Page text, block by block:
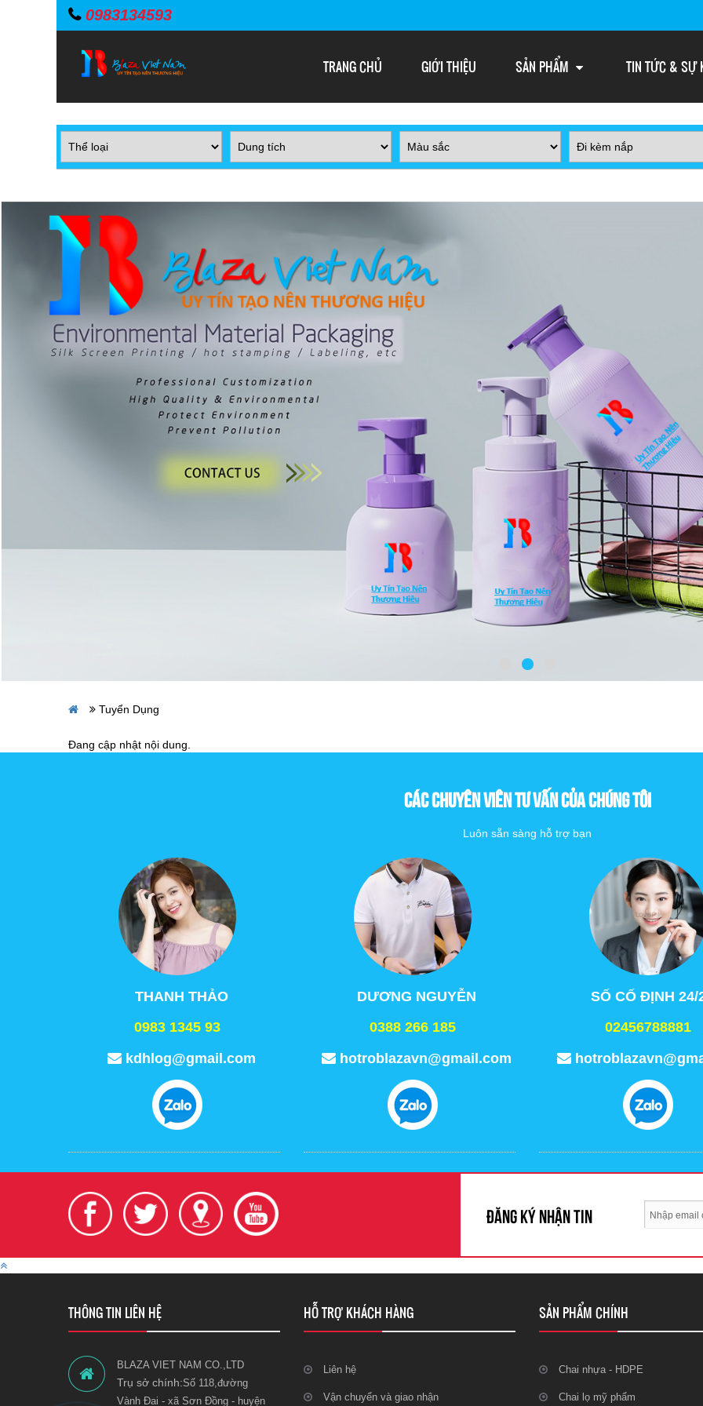
0983134593
TRANG CHỦ GIỚI THIỆU SẢN PHẨM TIN TỨC & SỰ
Tuyển Dụng
Đang cập nhật nội dung.
CÁC CHUYÊN VIÊN TƯ VẤN CỦA CHÚNG TÔI
Luôn sẵn sàng hỗ trợ bạn
THANH THẢO
0983 1345 93
kdhlog@gmail.com
DƯƠNG NGUYỄN
0388 266 185
hotroblazavn@gmail.com
SỐ CỐ ĐỊNH 24/
02456788881
Đăng ký nhận tin
THÔNG TIN LIÊN HỆ
BLAZA VIET NAM CO.,LTD
Trụ sở chính:Số 118,đường
Vành Đai - xã Sơn Đồng - huyện
HỖ TRỢ KHÁCH HÀNG
Liên hệ
Vận chuyển và giao nhận
SẢN PHẨM CHÍNH
Chai nhựa - HDPE
Chai lọ mỹ phẩm